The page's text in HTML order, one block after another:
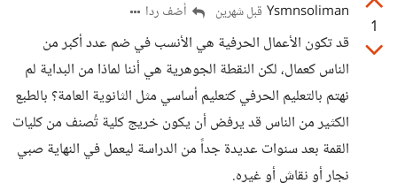
1
Ysmnsoliman قبل شهرين أضف ردا
قد تكون الأعمال الحرفية هي الأنسب في ضم عدد أكبر من
الناس كعمال، لكن النقطة الجوهرية هي أننا لماذا من البداية لم
نهتم بالتعليم الحرفي كتعليم أساسي مثل الثانوية العامة؟ بالطبع
الكثير من الناس قد يرفض أن يكون خريج كلية تُصنف من كليات
القمة بعد سنوات عديدة جداً من الدراسة ليعمل في النهاية صبي
نجار أو نقاش أو غيره.